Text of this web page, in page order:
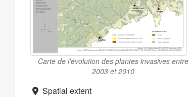
Carte de l'évolution des plantes invasives entre
2003 et 2010
Spatial extent